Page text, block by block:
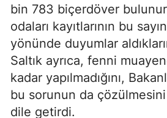
bin 783 biçerdöver
odaları kayıtlarının bu
yönünde duyumlar
Saltık ayrıca, fenni
kadar yapılmadığını,
bu sorunun da
dile getirdi.